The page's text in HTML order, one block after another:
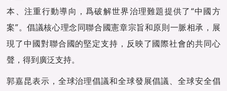
本、注重行動導向，爲破解世界治理難題提供了“中國方
案”。倡議核心理念同聯合國憲章宗旨和原則一脈相承，展
現了中國對聯合國的堅定支持，反映了國際社會的共同心
聲，得到廣泛支持。
郭嘉昆表示，全球治理倡議和全球發展倡議、全球安全倡